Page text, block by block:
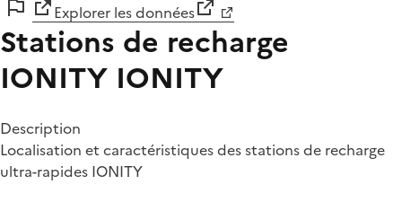
Explorer les données
Stations de recharge
IONITY IONITY
Description
Localisation et caractéristiques des stations de recharge
ultra-rapides IONITY